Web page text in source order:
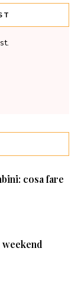
cosa fare
weekend